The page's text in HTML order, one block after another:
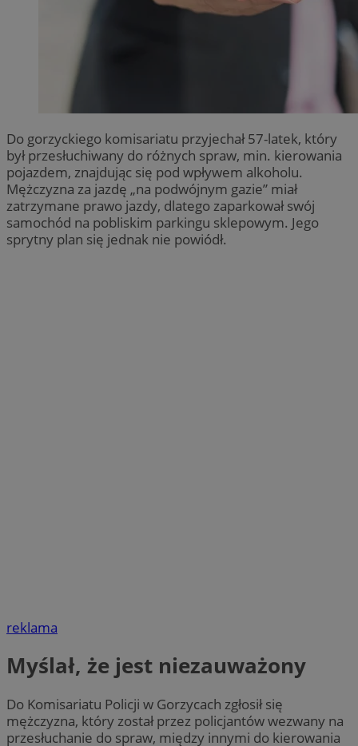
Do gorzyckiego komisariatu przyjechał 57-latek, który
był przesłuchiwany do różnych spraw, min. kierowania
pojazdem, znajdując się pod wpływem alkoholu.
Mężczyzna za jazdę „na podwójnym gazie” miał
zatrzymane prawo jazdy, dlatego zaparkował swój
samochód na pobliskim parkingu sklepowym. Jego
sprytny plan się jednak nie powiódł.
reklama
Myślał, że jest niezauważony
Do Komisariatu Policji w Gorzycach zgłosił się
mężczyzna, który został przez policjantów wezwany na
przesłuchanie do spraw, między innymi do kierowania